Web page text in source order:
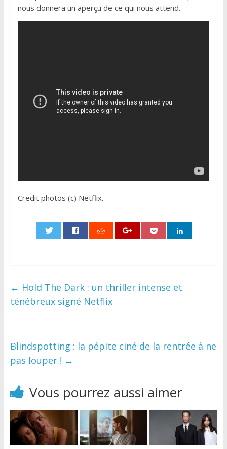
nous donnera un aperçu de ce qui nous attend.
Credit photos (c) Netflix.
← Hold The Dark : un thriller intense et
ténébreux signé Netflix
Blindspotting : la pépite ciné de la rentrée à ne
pas louper ! →
Vous pourrez aussi aimer